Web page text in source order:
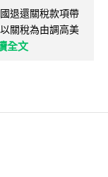
退還關稅款項帶
關稅為由調高美
全文